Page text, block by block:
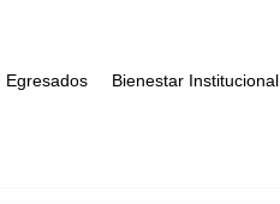
Egresados
Bienestar Institucional